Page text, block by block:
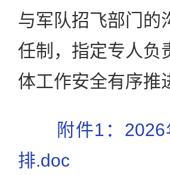
与军队招飞部门的
任制，指定专人负
体工作安全有序推
附件1：
排.doc